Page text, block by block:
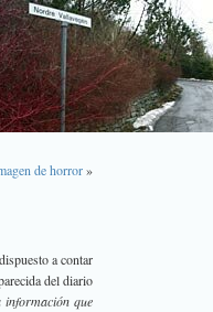
de horror»
a contar
del diario
información que